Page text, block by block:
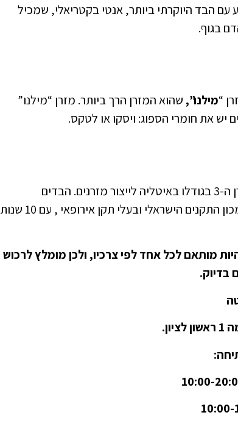
הבד היוקרתי ביותר, אנטי בקטריאלי, שמכיל
בגוף.
“מילנו”, שהוא המזרן הרך ביותר. מזרן “מילנו”
יש את חומרי הספוג: ויסקו או לטקס.
בנפולי. זהו הקונצרן ה-3 בגודלו באיטליה לייצור מזרנים. הבדים
האיכותיים מיוצרים במפעל בפירנצה. המזרנים מאושרים מכון התקנים הישראלי ובעלי תקן אירופאי , עם 10 שנות
מותאם לכל אחד לפי צרכיו, ולכן מומלץ לרכוש
בדיוק.